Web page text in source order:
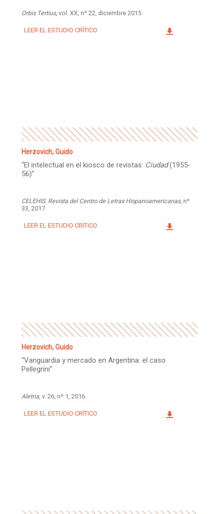
Orbis Tertius, vol. XX, nº 22, diciembre 2015
LEER EL ESTUDIO CRÍTICO
Herzovich, Guido
“El intelectual en el kiosco de revistas: Ciudad(1955-
56)”
CELEHIS. Revista del Centro de Letras Hispanoamericanas, nº
33, 2017
LEER EL ESTUDIO CRÍTICO
Herzovich, Guido
“Vanguardia y mercado en Argentina: el caso
Pellegrini”
Aletria , v. 26, nº 1, 2016
LEER EL ESTUDIO CRÍTICO